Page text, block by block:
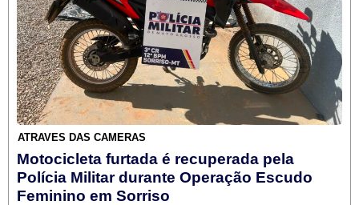
ATRAVÉS DAS CÂMERAS
Motocicleta furtada é recuperada pela
Polícia Militar durante Operação Escudo
Feminino em Sorriso